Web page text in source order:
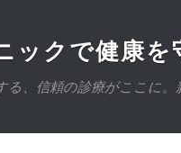
ックで健康
、信頼の診療がここに